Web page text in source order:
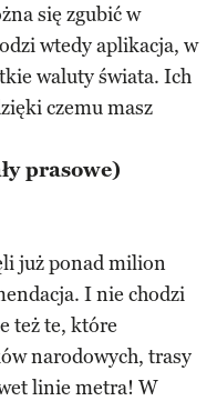
się zgubić w
wtedy aplikacja, w
waluty świata. Ich
czemu masz
prasowe)
już ponad milion
I nie chodzi
też te, które
narodowych, trasy
linie metra! W